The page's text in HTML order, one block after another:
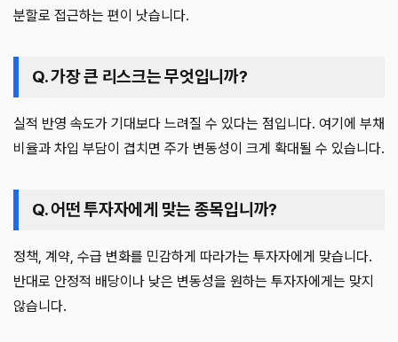
분할로 접근하는 편이 낫습니다.
Q. 가장 큰 리스크는 무엇입니까?
실적 반영 속도가 기대보다 느려질 수 있다는 점입니다. 여기에 부채
비율과 차입 부담이 겹치면 주가 변동성이 크게 확대될 수 있습니다.
Q. 어떤 투자자에게 맞는 종목입니까?
정책, 계약, 수급 변화를 민감하게 따라가는 투자자에게 맞습니다.
반대로 안정적 배당이나 낮은 변동성을 원하는 투자자에게는 맞지
않습니다.